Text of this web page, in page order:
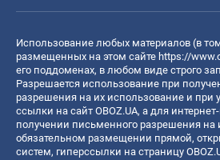
Использование любых материалов (в
размещенных на этом сайте https://
его поддоменах, в любом виде строго
Разрешается использование при
разрешения на их использование и при
ссылки на сайт OBOZ.UA, а для
получении письменного разрешения на
обязательном размещении прямой,
систем, гиперссылки на страницу